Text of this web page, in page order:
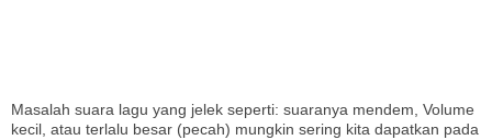
Masalah suara lagu yang jelek seperti: suaranya mendem, Volume
kecil, atau terlalu besar (pecah) mungkin sering kita dapatkan pada